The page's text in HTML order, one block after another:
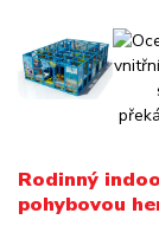
Rodinný
pohybovou